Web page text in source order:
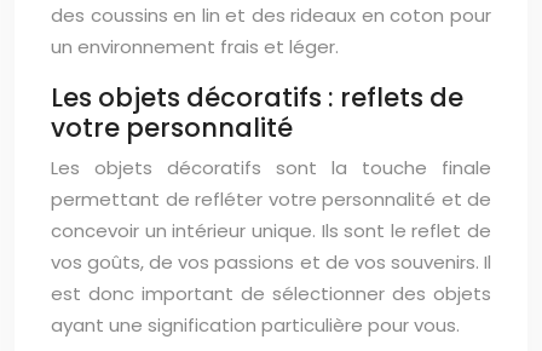
des coussins en lin et des rideaux en coton pour
un environnement frais et léger.
Les objets décoratifs : reflets de
votre personnalité
Les objets décoratifs sont la touche finale
permettant de refléter votre personnalité et de
concevoir un intérieur unique. Ils sont le reflet de
vos goûts, de vos passions et de vos souvenirs. Il
est donc important de sélectionner des objets
ayant une signification particulière pour vous.